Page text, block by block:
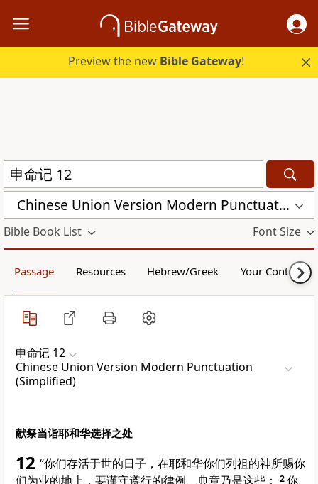
Preview the new Bible Gateway!
Chinese Union Version Modern Punctuation (Simplified) (CUVMPS)
Bible Book List Font Size
Passage Resources Hebrew/Greek Your Content
申命记 12
Chinese Union Version Modern Punctuation
(Simplified)
献祭当诣耶和华选择之处
12 “你们存活于世的日子，在耶和华你们列祖的神所赐你
们为业的地上，要谨守遵行的律例、典章乃是这些：
2你